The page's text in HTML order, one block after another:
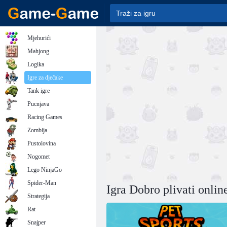
Igra Dobro plivati
Mjehurići
Mahjong
Logika
Igre za dječake
Tank igre
Pucnjava
Racing Games
Zombija
Pustolovina
Nogomet
Lego NinjaGo
Spider-Man
Strategija
Rat
Snajper